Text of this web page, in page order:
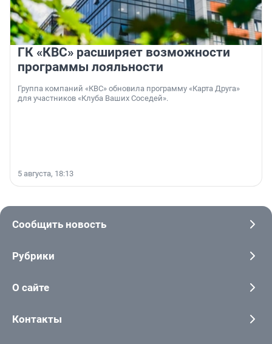
ГК «КВС» расширяет возможности
программы лояльности
Группа компаний «КВС» обновила программу «Карта Друга»
для участников «Клуба Ваших Соседей».
5 августа, 18:13
Сообщить новость
Рубрики
О сайте
Контакты